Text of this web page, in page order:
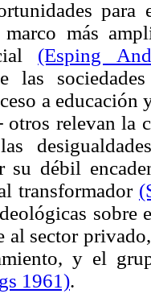
para
marco más
(Esping
las
a
otros relevan la
su débil
transformador
sobre
al sector
y el
1961).